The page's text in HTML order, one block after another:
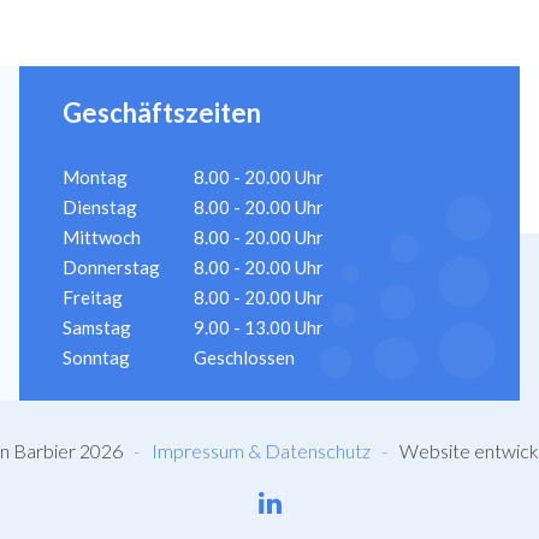
Geschäftszeiten
Montag
8.00 - 20.00 Uhr
Dienstag
8.00 - 20.00 Uhr
Mittwoch
8.00 - 20.00 Uhr
Donnerstag
8.00 - 20.00 Uhr
Freitag
8.00 - 20.00 Uhr
Samstag
9.00 - 13.00 Uhr
Sonntag
Geschlossen
Barbier 2026 Impressum & Datenschutz Website